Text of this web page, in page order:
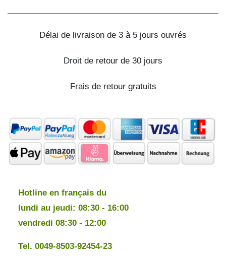
Délai de livraison de 3 à 5 jours ouvrés
Droit de retour de 30 jours
Frais de retour gratuits
Hotline en français du
lundi au jeudi: 08:30 - 16:00
vendredi 08:30 - 12:00
Tel. 0049-8503-92454-23